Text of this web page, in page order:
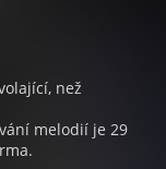
než
melodií je 29